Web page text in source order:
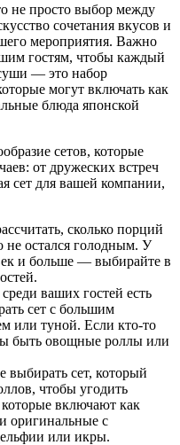
не просто выбор между
сочетания вкусов и
мероприятия. Важно
гостям, чтобы каждый
— это набор
могут включать как
блюда японской
сетов, которые
от дружеских встреч
сет для вашей компании,
сколько порций
не остался голодным. У
и больше — выбирайте в
ваших гостей есть
сет с большим
или туной. Если кто-то
быть овощные роллы или
выбирать сет, который
чтобы угодить
включают как
оригинальные с
или икры.